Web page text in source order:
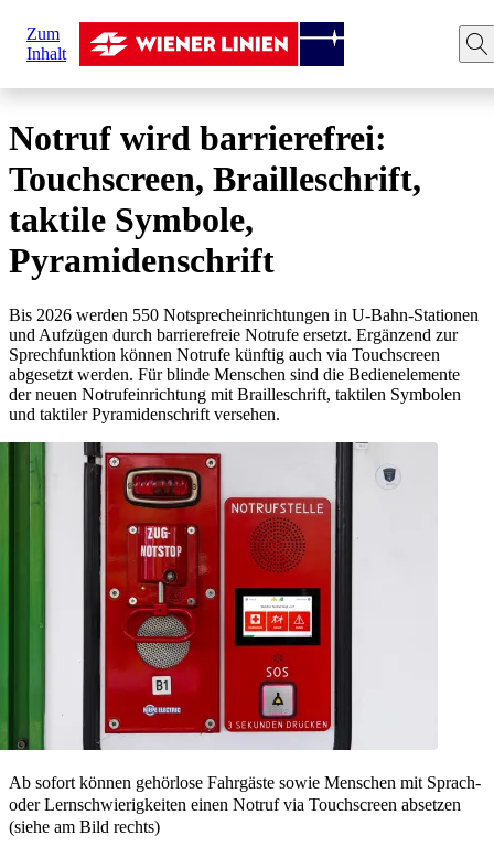
Zum
Inhalt
sind
hier:
Startseite News Barrierefreier Notruf
Notruf wird barrierefrei:
Touchscreen, Brailleschrift,
taktile Symbole,
Pyramidenschrift
Bis 2026 werden 550 Notsprecheinrichtungen in U-Bahn-Stationen
und Aufzügen durch barrierefreie Notrufe ersetzt. Ergänzend zur
Sprechfunktion können Notrufe künftig auch via Touchscreen
abgesetzt werden. Für blinde Menschen sind die Bedienelemente
der neuen Notrufeinrichtung mit Brailleschrift, taktilen Symbolen
und taktiler Pyramidenschrift versehen.
Ab sofort können gehörlose Fahrgäste sowie Menschen mit Sprach-
oder Lernschwierigkeiten einen Notruf via Touchscreen absetzen
(siehe am Bild rechts)